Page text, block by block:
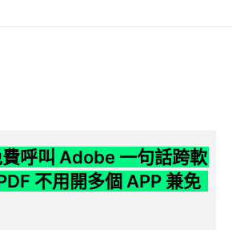
呼叫 Adobe 一句話跨軟
不用開多個 APP 兼免